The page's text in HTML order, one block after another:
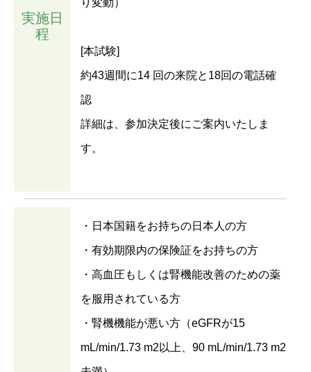
実施日
程
り変動）
[本試験]
約43週間に14 回の来院と18回の電話確
認
詳細は、参加決定後にご案内いたしま
す。
・日本国籍をお持ちの日本人の方
・有効期限内の保険証をお持ちの方
・高血圧もしくは腎機能改善のための薬
を服用されている方
・腎機機能が悪い方（eGFRが15
mL/min/1.73 m2以上、90 mL/min/1.73 m2